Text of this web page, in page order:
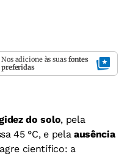
Nos adicione às suas fontes
preferidas
do solo, pela
45 °C, e pela ausência
científico: a